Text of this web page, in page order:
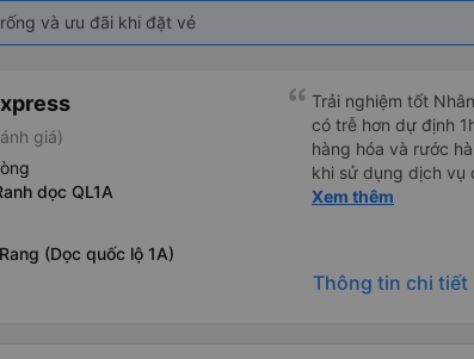
và ưu đãi khi đặt vé
giá)
dọc QL1A
(Dọc quốc lộ 1A)
Trải nghiệm tốt
có trễ hơn dự định
hàng hóa và rước
khi sử dụng dịch vụ
thiệu cho người
Xem thêm
Thông tin chi tiết